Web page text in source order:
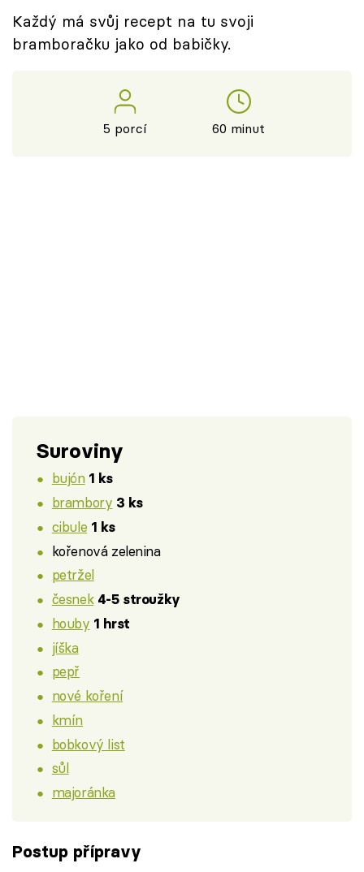
Sledujte prima+
Každý má svůj recept na tu svoji
bramboračku jako od babičky.
5 porcí 60 minut
Suroviny
bujón 1 ks
brambory 3 ks
cibule 1 ks
kořenová zelenina
petržel
česnek 4-5 stroužky
houby 1 hrst
jíška
pepř
nové koření
kmín
bobkový list
sůl
majoránka
Postup přípravy